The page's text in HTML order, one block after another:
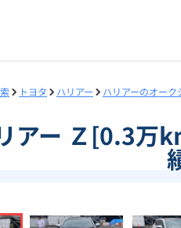
トヨタ ハリアー ハリアーのオー
アー Ｚ[0.3万